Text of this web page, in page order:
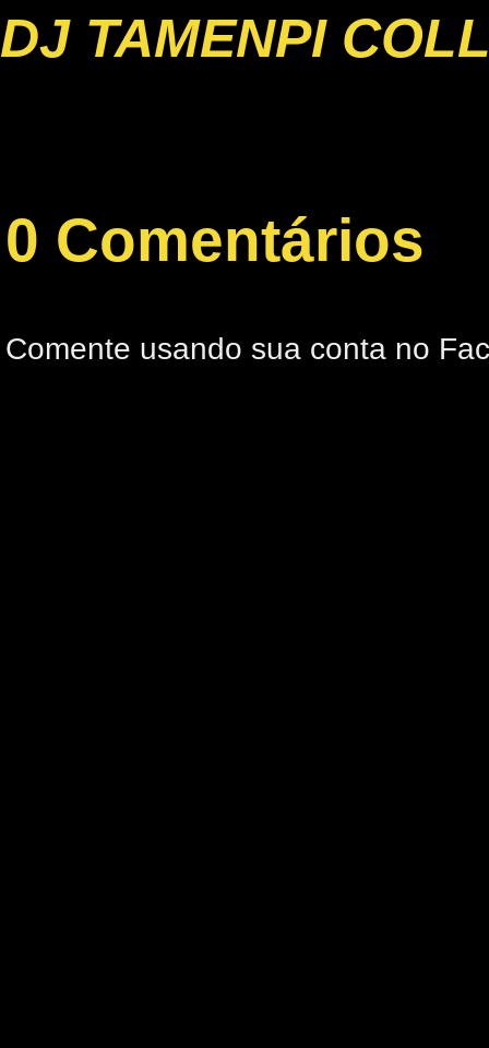
DJ TAMENPI
0 Comentários
Comente usando sua conta no